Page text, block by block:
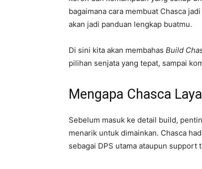
bagaimana cara membuat Chasca
akan jadi panduan lengkap buatmu.
Di sini kita akan membahas Build
pilihan senjata yang tepat, sampai
Mengapa Chasca
Sebelum masuk ke detail build,
menarik untuk dimainkan. Chasca
sebagai DPS utama ataupun support